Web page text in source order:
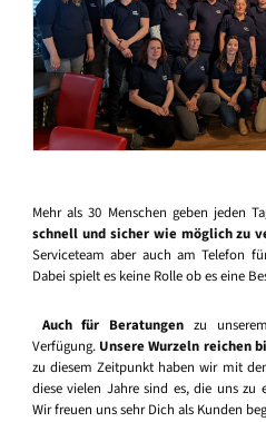
Mehr als 30 Menschen geben jeden
schnell und sicher wie möglich zu
Serviceteam aber auch am Telefon
Dabei spielt es keine Rolle ob es eine
Auch für Beratungen zu
Verfügung. Unsere Wurzeln reichen
zu diesem Zeitpunkt haben wir mit
diese vielen Jahre sind es, die uns zu
Wir freuen uns sehr Dich als Kunden